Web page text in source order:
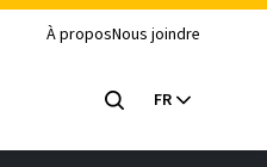
À proposNous joindre
FR